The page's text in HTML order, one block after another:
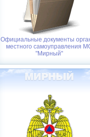
Официальные документы
местного самоуправления
"Мирный"